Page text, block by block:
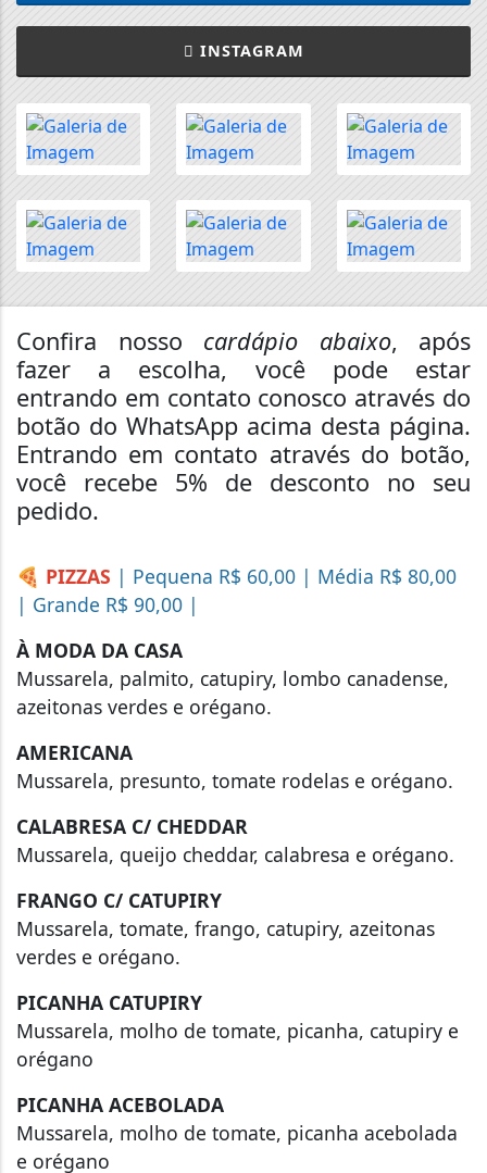
INSTAGRAM
Confira nosso cardápio abaixo, após
fazer a escolha, você pode estar
entrando em contato conosco através do
botão do WhatsApp acima desta página.
Entrando em contato através do botão,
você recebe 5% de desconto no seu
pedido.
🍕 PIZZAS | Pequena R$ 60,00 | Média R$ 80,00
| Grande R$ 90,00 |
À MODA DA CASA
Mussarela, palmito, catupiry, lombo canadense,
azeitonas verdes e orégano.
AMERICANA
Mussarela, presunto, tomate rodelas e orégano.
CALABRESA C/ CHEDDAR
Mussarela, queijo cheddar, calabresa e orégano.
FRANGO C/ CATUPIRY
Mussarela, tomate, frango, catupiry, azeitonas
verdes e orégano.
PICANHA CATUPIRY
Mussarela, molho de tomate, picanha, catupiry e
orégano
PICANHA ACEBOLADA
Mussarela, molho de tomate, picanha acebolada
e orégano